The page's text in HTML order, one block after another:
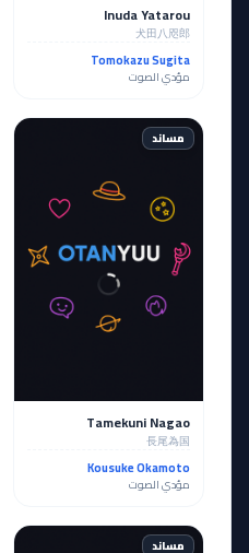
Inuda Yatarou
犬田八咫郎
Tomokazu Sugita
مؤدي الصوت
مساند
Tamekuni Nagao
長尾為国
Kousuke Okamoto
مؤدي الصوت
مساند